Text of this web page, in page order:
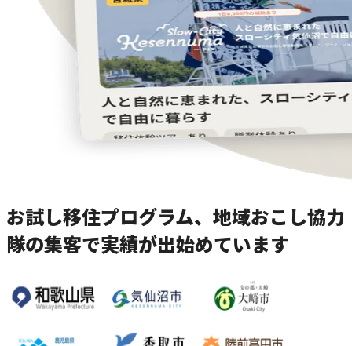
お試し移住プログラム、地域おこし協力
隊の集客で実績が出始めています